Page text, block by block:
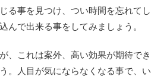
る事を見つけ、つい時間を忘れてし
んで出来る事をしてみましょう。
、これは案外、高い効果が期待でき
。人目が気にならなくなる事で、い